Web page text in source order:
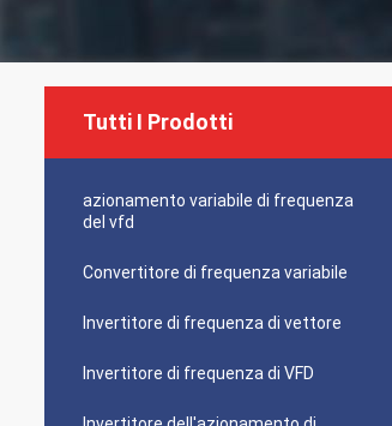
Tutti I Prodotti
azionamento variabile di frequenza
del vfd
Convertitore di frequenza variabile
Invertitore di frequenza di vettore
Invertitore di frequenza di VFD